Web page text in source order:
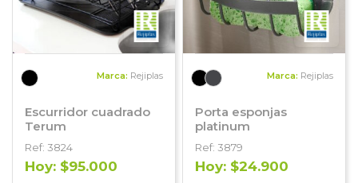
Marca: Rejiplas
Escurridor cuadrado
Terum
Ref: 3824
Hoy: $95.000
Marca: Rejiplas
Porta esponjas
platinum
Ref: 3879
Hoy: $24.900